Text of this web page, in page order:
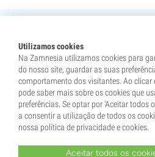
Utilizamos cookies
Na Zamnesia utilizamos cookies para
do nosso site, guardar as suas
comportamento dos visitantes. Ao clicar
pode saber mais sobre os cookies que
preferências. Se optar por 'Aceitar todos
a consentir a utilização de todos os
nossa política de privacidade e cookies.
Aceitar todos os